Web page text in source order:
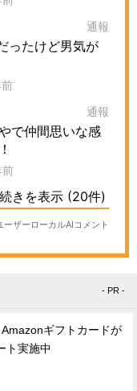
- PR -
Amazonギフトカードが
ト実施中